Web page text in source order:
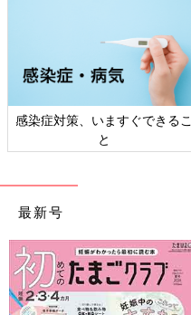
感染症対策、いますぐできるこ
と
最新号